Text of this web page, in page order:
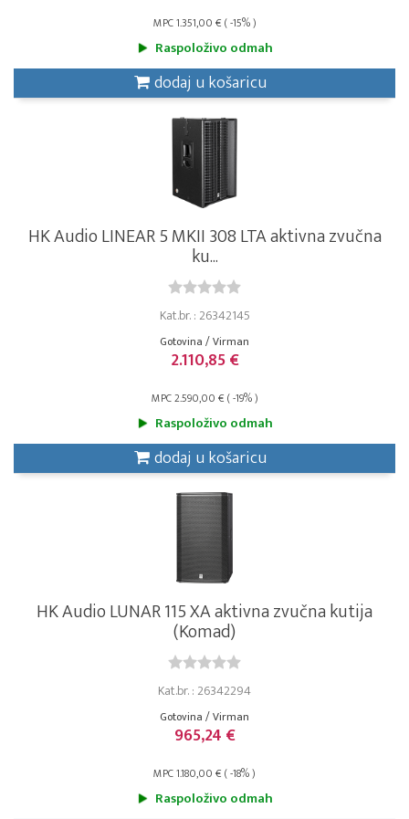
MPC 1.351,00 € ( -15% )
Raspoloživo odmah
dodaj u košaricu
HK Audio LINEAR 5 MKII 308 LTA aktivna zvučna
ku...
Kat.br. : 26342145
Gotovina / Virman
2.110,85 €
MPC 2.590,00 € ( -19% )
Raspoloživo odmah
dodaj u košaricu
HK Audio LUNAR 115 XA aktivna zvučna kutija
(Komad)
Kat.br. : 26342294
Gotovina / Virman
965,24 €
MPC 1.180,00 € ( -18% )
Raspoloživo odmah